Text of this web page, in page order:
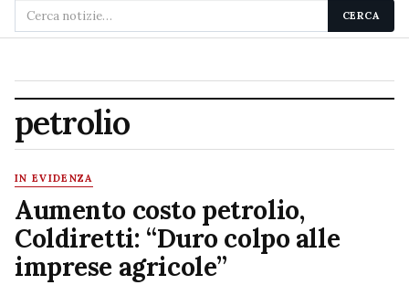
Cerca
nel
CERCA
petrolio
IN EVIDENZA
Aumento costo petrolio,
Coldiretti: “Duro colpo alle
imprese agricole”